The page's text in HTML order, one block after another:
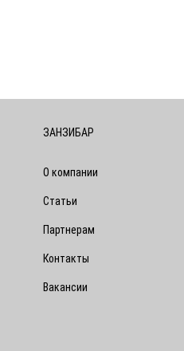
ЗАНЗИБАР
О компании
Статьи
Партнерам
Контакты
Вакансии